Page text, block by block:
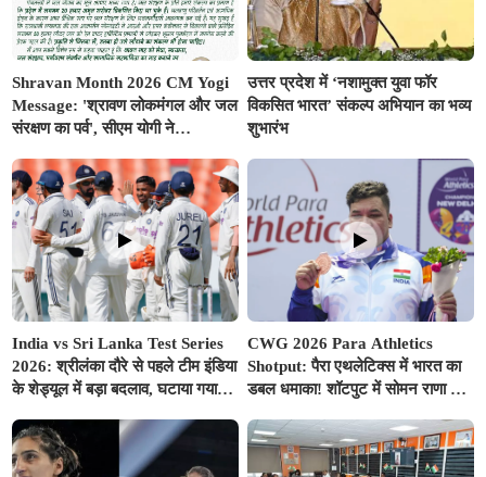
Shravan Month 2026 CM Yogi
Message: 'श्रावण लोकमंगल और जल
संरक्षण का पर्व', सीएम योगी ने
संदेश
उत्तर प्रदेश में ‘नशामुक्त युवा फॉर
विकसित भारत’ संकल्प अभियान का भव्य
शुभारंभ
India vs Sri Lanka Test Series
2026: श्रीलंका दौरे से पहले टीम इंडिया
के शेड्यूल में बड़ा बदलाव, घटाया गया
पर आई अच्छी खबर
CWG 2026 Para Athletics
Shotput: पैरा एथलेटिक्स में भारत का
डबल धमाका! शॉटपुट में सोमन राणा ने
सिल्वर